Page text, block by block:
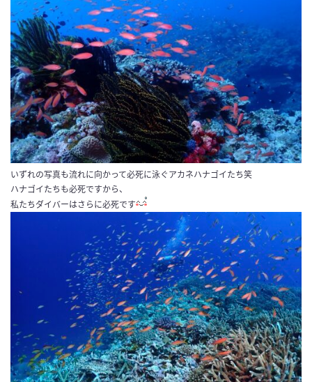
いずれの写真も流れに向かって必死に泳ぐアカネハナゴイたち笑
ハナゴイたちも必死ですから、
私たちダイバーはさらに必死です